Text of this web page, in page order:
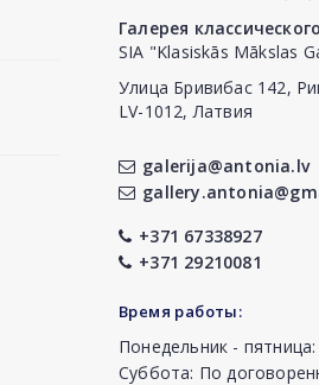
Галерея
SIA "Klasiskās Mākslas
Улица Бривибас 142,
LV-1012, Латвия
galerija@antonia.lv
+371 67338927
+371 29210081
Время работы:
Понедельник -
Суббота: По